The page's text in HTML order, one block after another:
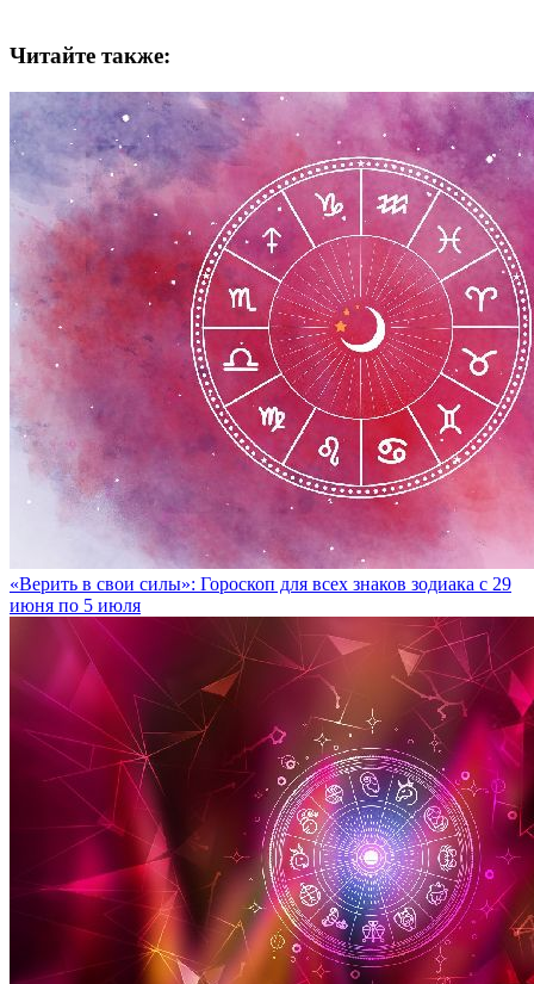
Читайте также:
«Верить в свои силы»: Гороскоп для всех знаков зодиака с 29
июня по 5 июля